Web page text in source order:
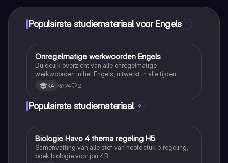
Populairste studiemateriaal voor Engels 1
Engels
Onregelmatige werkwoorden Engels
Duidelijk overzicht van alle onregelmatige
werkwoorden in het Engels, uitwerkt in alle tijden
K4 94 2
Populairste studiemateriaal 9
Biologie
Biologie Havo 4 thema regeling H5
Samenvatting van alle stof van hoofdstuk 5 regeling,
boek biologie voor jou 4B